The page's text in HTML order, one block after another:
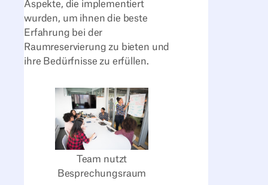
Aspekte, die implementiert
wurden, um ihnen die beste
Erfahrung bei der
Raumreservierung zu bieten und
ihre Bedürfnisse zu erfüllen.
Team nutzt
Besprechungsraum